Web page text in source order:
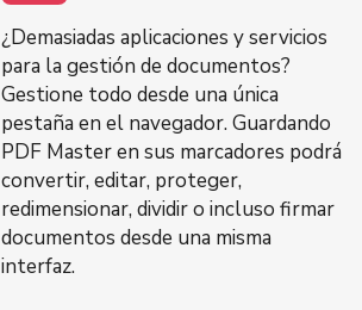
¿Demasiadas aplicaciones y servicios
para la gestión de documentos?
Gestione todo desde una única
pestaña en el navegador. Guardando
PDF Master en sus marcadores podrá
convertir, editar, proteger,
redimensionar, dividir o incluso firmar
documentos desde una misma
interfaz.